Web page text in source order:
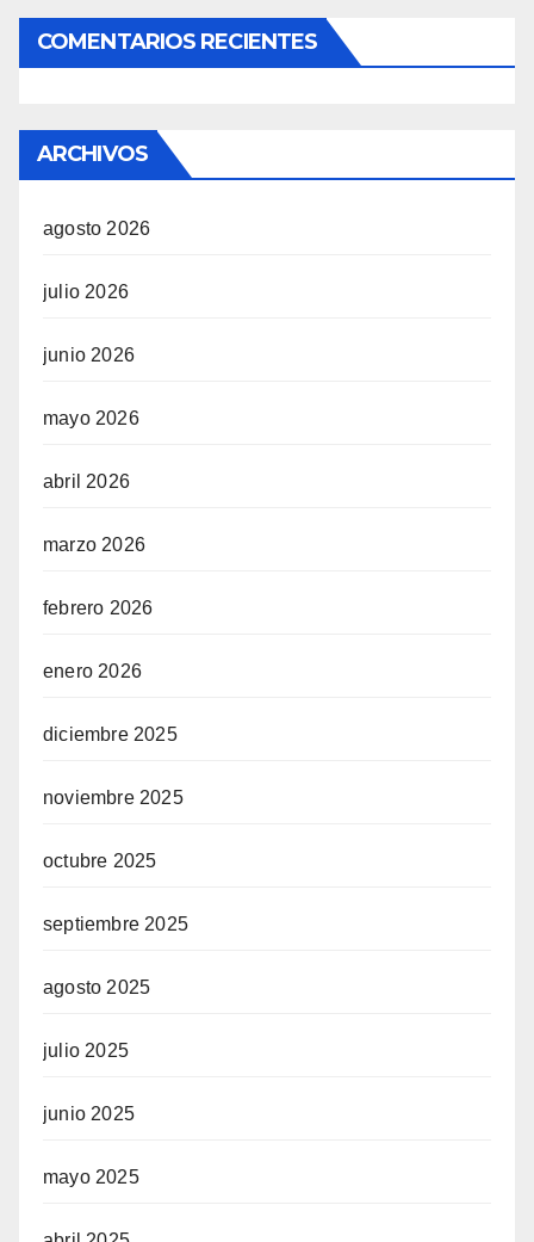
COMENTARIOS RECIENTES
ARCHIVOS
agosto 2026
julio 2026
junio 2026
mayo 2026
abril 2026
marzo 2026
febrero 2026
enero 2026
diciembre 2025
noviembre 2025
octubre 2025
septiembre 2025
agosto 2025
julio 2025
junio 2025
mayo 2025